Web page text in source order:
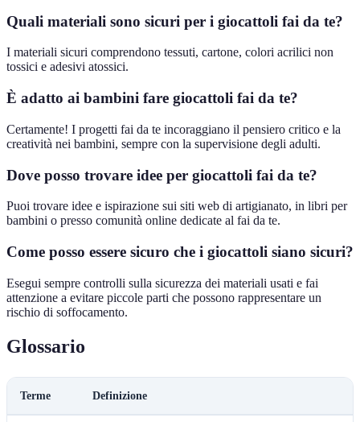
Quali materiali sono sicuri per i giocattoli fai da te?
I materiali sicuri comprendono tessuti, cartone, colori acrilici non
tossici e adesivi atossici.
È adatto ai bambini fare giocattoli fai da te?
Certamente! I progetti fai da te incoraggiano il pensiero critico e la
creatività nei bambini, sempre con la supervisione degli adulti.
Dove posso trovare idee per giocattoli fai da te?
Puoi trovare idee e ispirazione sui siti web di artigianato, in libri per
bambini o presso comunità online dedicate al fai da te.
Come posso essere sicuro che i giocattoli siano sicuri?
Esegui sempre controlli sulla sicurezza dei materiali usati e fai
attenzione a evitare piccole parti che possono rappresentare un
rischio di soffocamento.
Glossario
Terme Definizione